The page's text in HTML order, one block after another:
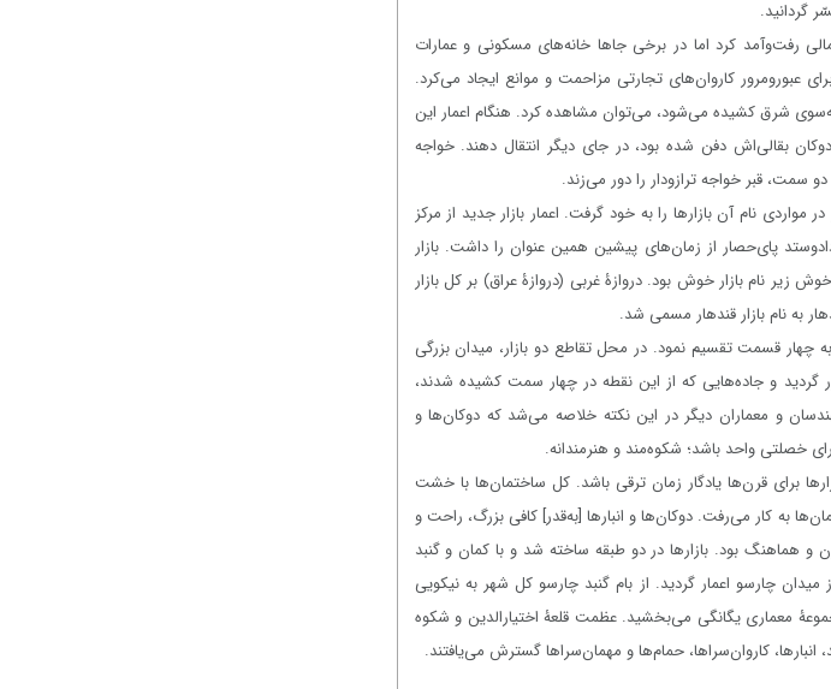
گردانید.
رفت‌وآمد کرد اما در برخی جاها خانه‌های مسکونی و عمارات
عبورومرور کاروان‌های تجارتی مزاحمت و موانع ایجاد می‌کرد.
شرق کشیده می‌شود، می‌توان مشاهده کرد. هنگام اعمار این
بقالی‌اش دفن شده بود، در جای دیگر انتقال دهند. خواجه
سمت، قبر خواجه ترازودار را دور می‌زند.
نام آن بازارها را به خود گرفت. اعمار بازار جدید از مرکز
پای‌حصار از زمان‌های پیشین همین عنوان را داشت. بازار
نام بازار خوش بود. دروازۀ غربی (دروازۀ عراق) بر کل بازار
به نام بازار قندهار مسمی شد.
چهار قسمت تقسیم نمود. در محل تقاطع دو بازار، میدان بزرگی
و جاده‌هایی که از این نقطه در چهار سمت کشیده شدند،
و معماران دیگر در این نکته خلاصه می‌شد که دوکان‌ها و
خصلتی واحد باشد؛ شکوه‌مند و هنرمندانه.
برای قرن‌ها یادگار زمان ترقی باشد. کل ساختمان‌ها با خشت
به کار می‌رفت. دوکان‌ها و انبارها [به‌قدر] کافی بزرگ، راحت و
و هماهنگ بود. بازارها در دو طبقه ساخته شد و با کمان و گنبد
چارسو اعمار گردید. از بام گنبد چارسو کل شهر به نیکویی
معماری یگانگی می‌بخشید. عظمت قلعۀ اختیارالدین و شکوه
کاروان‌سراها، حمام‌ها و مهمان‌سراها گسترش می‌یافتند.